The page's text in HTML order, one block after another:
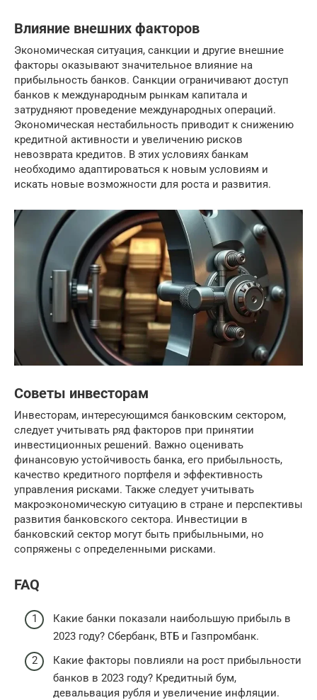
Влияние внешних факторов
Экономическая ситуация, санкции и другие внешние
факторы оказывают значительное влияние на
прибыльность банков. Санкции ограничивают доступ
банков к международным рынкам капитала и
затрудняют проведение международных операций.
Экономическая нестабильность приводит к снижению
кредитной активности и увеличению рисков
невозврата кредитов. В этих условиях банкам
необходимо адаптироваться к новым условиям и
искать новые возможности для роста и развития.
Советы инвесторам
Инвесторам, интересующимся банковским сектором,
следует учитывать ряд факторов при принятии
инвестиционных решений. Важно оценивать
финансовую устойчивость банка, его прибыльность,
качество кредитного портфеля и эффективность
управления рисками. Также следует учитывать
макроэкономическую ситуацию в стране и перспективы
развития банковского сектора. Инвестиции в
банковский сектор могут быть прибыльными, но
сопряжены с определенными рисками.
FAQ
Какие банки показали наибольшую прибыль в
2023 году? Сбербанк, ВТБ и Газпромбанк.
Какие факторы повлияли на рост прибыльности
банков в 2023 году? Кредитный бум,
девальвация рубля и увеличение инфляции.